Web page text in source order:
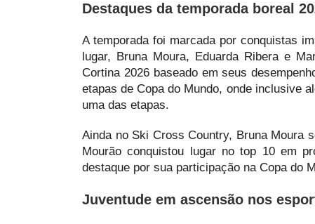
Destaques da temporadaboreal
A temporada foi marcada por conquistas
lugar, Bruna Moura, Eduarda Ribera e
Cortina 2026 baseado em seus
etapas de Copa do Mundo, onde inclusive
uma das etapas.
Ainda no Ski Cross Country, Bruna Moura
Mourão conquistou lugar no top 10 em
destaque por sua participação na Copa do
Juventude em ascensão nos